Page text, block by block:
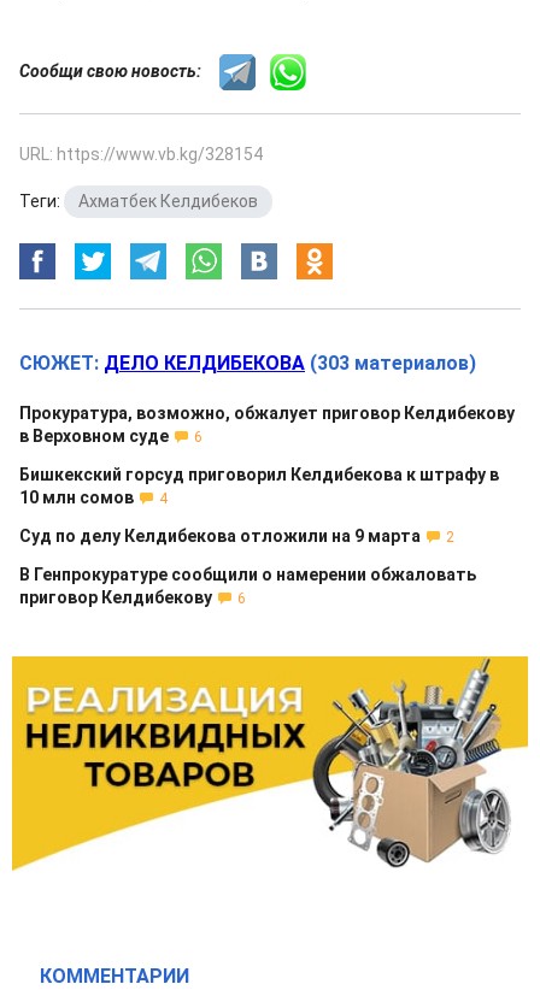
Сообщи свою новость:
URL: https://www.vb.kg/328154
Теги: Ахматбек Келдибеков
СЮЖЕТ: ДЕЛО КЕЛДИБЕКОВА (303 материалов)
Прокуратура, возможно, обжалует приговор Келдибекову
в Верховном суде
6
Бишкекский горсуд приговорил Келдибекова к штрафу в
10 млн сомов
4
Суд по делу Келдибекова отложили на 9 марта 2
В Генпрокуратуре сообщили о намерении обжаловать
приговор Келдибекову
6
КОММЕНТАРИИ